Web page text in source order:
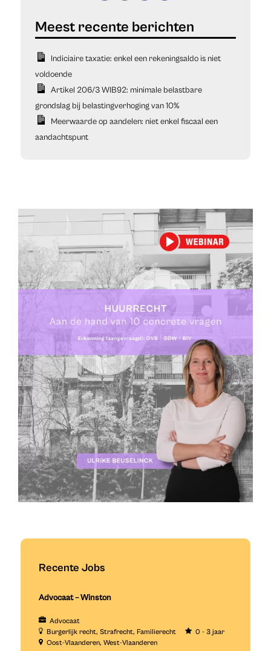
Indiciaire taxatie: enkel een rekeningsaldo is niet
voldoende
Artikel 206/3 WIB92: minimale belastbare
grondslag bij belastingverhoging van 10%
Meerwaarde op aandelen: niet enkel fiscaal een
aandachtspunt
Recente Jobs
Advocaat – Winston
Advocaat
Burgerlijk recht Strafrecht Familierecht
0 - 3 jaar
Oost-Vlaanderen West-Vlaanderen